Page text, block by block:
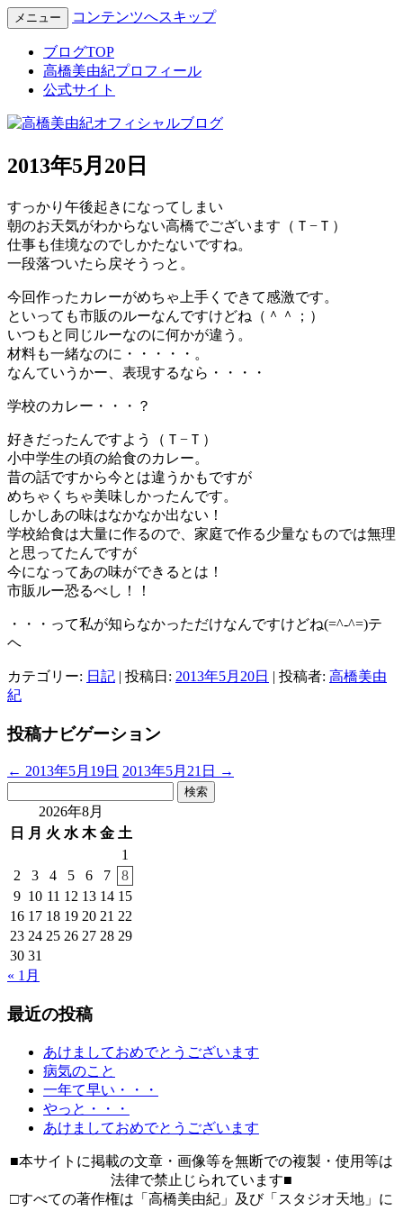
高橋美由紀オフィシャルブロ
グ
Miyuki Takahashi Official Blog
メニュー コンテンツへスキップ
ブログTOP
高橋美由紀プロフィール
公式サイト
2013年5月20日
すっかり午後起きになってしまい
朝のお天気がわからない高橋でございます（Ｔ−Ｔ）
仕事も佳境なのでしかたないですね。
一段落ついたら戻そうっと。
今回作ったカレーがめちゃ上手くできて感激です。
といっても市販のルーなんですけどね（＾＾；）
いつもと同じルーなのに何かが違う。
材料も一緒なのに・・・・・。
なんていうかー、表現するなら・・・・
学校のカレー・・・？
好きだったんですよう（Ｔ−Ｔ）
小中学生の頃の給食のカレー。
昔の話ですから今とは違うかもですが
めちゃくちゃ美味しかったんです。
しかしあの味はなかなか出ない！
学校給食は大量に作るので、家庭で作る少量なものでは無理
と思ってたんですが
今になってあの味ができるとは！
市販ルー恐るべし！！
・・・って私が知らなかっただけなんですけどね(=^-^=)テ
ヘ
カテゴリー: 日記 | 投稿日: 2013年5月20日 | 投稿者: 高橋美由
紀
投稿ナビゲーション
← 2013年5月19日 2013年5月21日
→
2026年8月
日
月 火 水 木 金 土
1
2
3 4 5 6 7
8
9 10 11 12 13 14 15
16 17 18 19 20 21 22
23 24 25 26 27 28 29
30 31
« 1月
最近の投稿
あけましておめでとうございます
病気のこと
一年て早い・・・
やっと・・・
あけましておめでとうございます
■本サイトに掲載の文章・画像等を無断での複製・使用等は
法律で禁止じられています■
□すべての著作権は「高橋美由紀」及び「スタジオ天地」に